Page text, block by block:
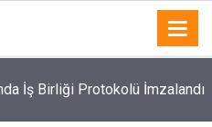
İş Birliği Protokolü İmzalandı